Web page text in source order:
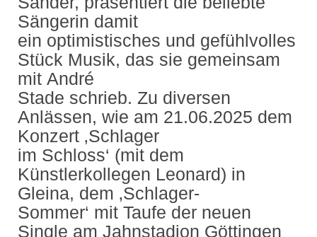
Sängerin damit
ein optimistisches und gefühlvolles
Stück Musik, das sie gemeinsam
mit André
Stade schrieb. Zu diversen
Anlässen, wie am 21.06.2025 dem
Konzert ‚Schlager
im Schloss‘ (mit dem
Künstlerkollegen Leonard) in
Gleina, dem ‚Schlager-
Sommer‘ mit Taufe der neuen
Single am Jahnstadion Göttingen